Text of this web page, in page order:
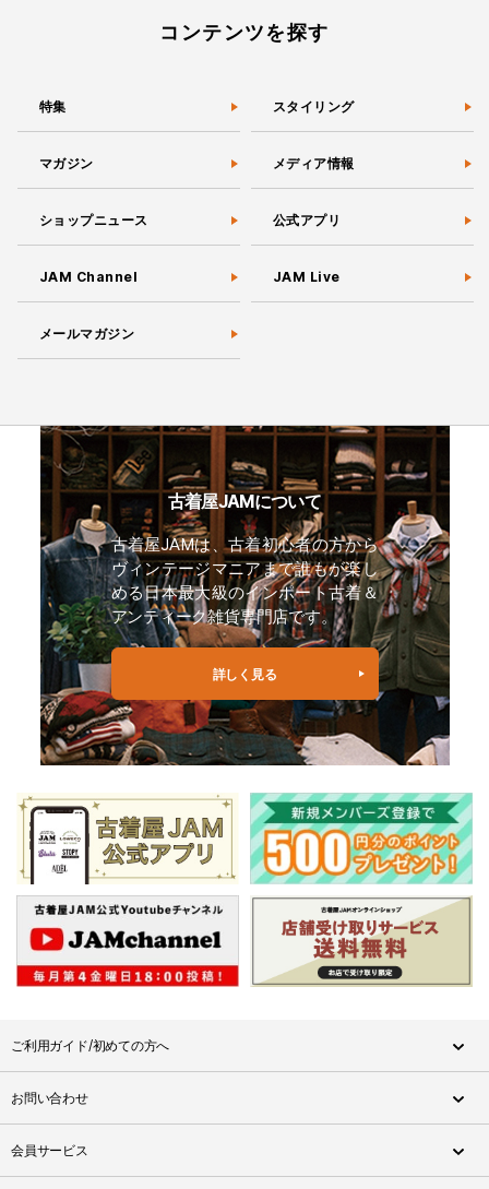
コンテンツを探す
特集 スタイリング
マガジン メディア情報
ショップニュース 公式アプリ
JAM Channel JAM Live
メールマガジン
古着屋JAMについて
古着屋JAMは、古着初心者の方から
ヴィンテージマニアまで誰もが楽し
める日本最大級のインポート古着＆
アンティーク雑貨専門店です。
詳しく見る
ご利用ガイド/初めての方へ
お問い合わせ
会員サービス